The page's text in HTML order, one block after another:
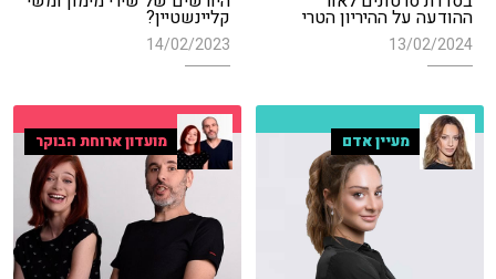
ההודעה על ההיריון הטרי
13/02/2024
קליינשטיין?
14/02/2023
מעיין אדם מועדון ארוחת הבוקר